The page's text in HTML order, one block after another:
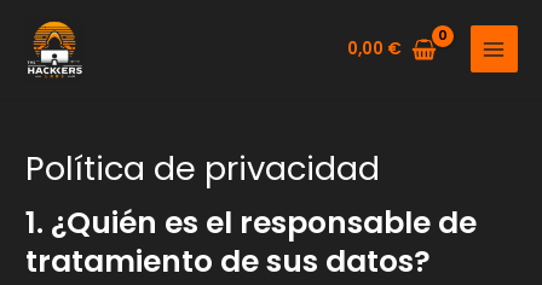
contenido
0,00 €
MAIN
Política de privacidad
1. ¿Quién es el responsable de
tratamiento de sus datos?